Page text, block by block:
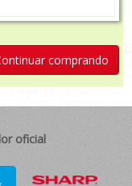
comprando
oficial